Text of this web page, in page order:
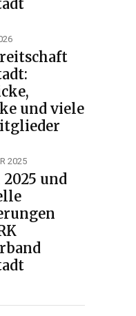
und viele
2025
und